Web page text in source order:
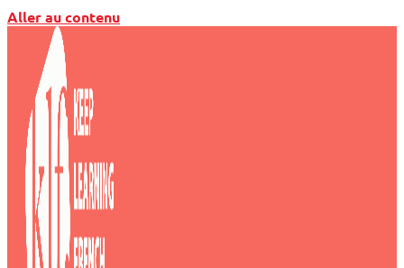
Aller au contenu